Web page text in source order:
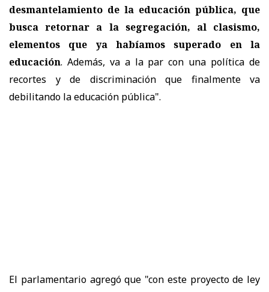
desmantelamiento de la educación pública, que
busca retornar a la segregación, al clasismo,
elementos que ya habíamos superado en la
educación. Además, va a la par con una política de
recortes y de discriminación que finalmente va
debilitando la educación pública".
El parlamentario agregó que "con este proyecto de ley